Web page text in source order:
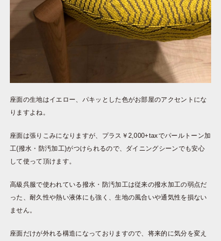
座面の生地はイエロー、パキッとした色がお部屋のアクセントにな
りますよね。
座面は張りこみになりますが、プラス￥2,000+taxでパールトーン加
工(撥水・防汚加工)がつけられるので、ダイニングシーンでも安心
して使って頂けます。
高級呉服で使われている撥水・防汚加工は従来の撥水加工の弱点だ
った、耐久性や熱い液体にも強く、生地の風合いや通気性を損ない
ません。
座面だけが外れる構造になっておりますので、将来的に気分を変え